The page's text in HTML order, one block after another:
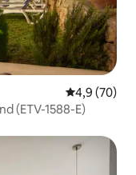
4,9 (70)
(ETV-1588-E)